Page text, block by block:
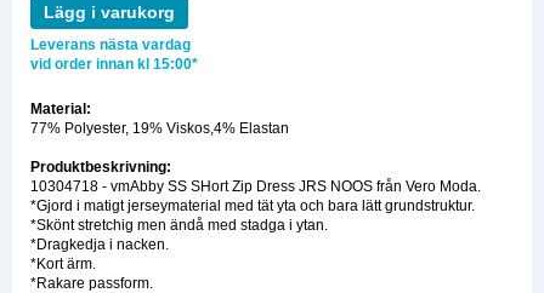
Lägg i varukorg
Leverans nästa vardag
vid order innan kl 15:00*
Material:
77% Polyester, 19% Viskos,4% Elastan
Produktbeskrivning:
10304718 - vmAbby SS SHort Zip Dress JRS NOOS från Vero Moda.
*Gjord i matigt jerseymaterial med tät yta och bara lätt grundstruktur.
*Skönt stretchig men ändå med stadga i ytan.
*Dragkedja i nacken.
*Kort ärm.
*Rakare passform.